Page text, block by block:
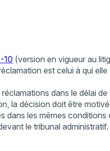
10 (version en vigueur au
est celui à qui
dans le délai
la décision doit être
dans les mêmes conditions
le tribunal administratif.